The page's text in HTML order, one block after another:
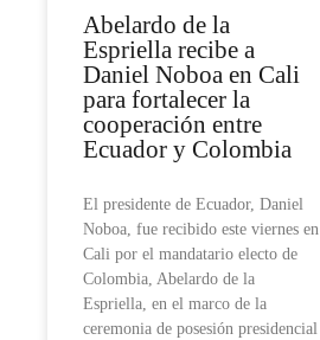
Abelardo de la
Espriella recibe a
Daniel Noboa en Cali
para fortalecer la
cooperación entre
Ecuador y Colombia
El presidente de Ecuador, Daniel
Noboa, fue recibido este viernes en
Cali por el mandatario electo de
Colombia, Abelardo de la
Espriella, en el marco de la
ceremonia de posesión presidencial